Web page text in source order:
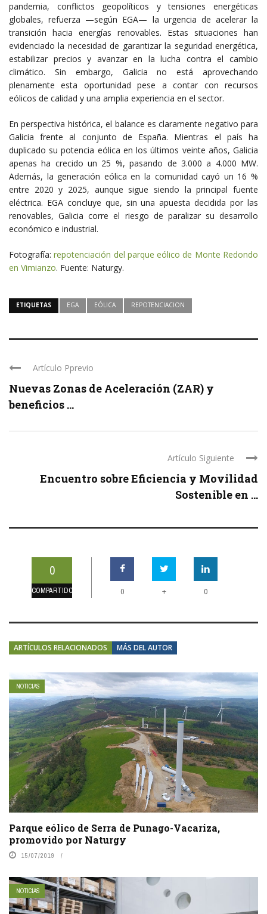
pandemia, conflictos geopolíticos y tensiones energéticas
globales, refuerza —según EGA— la urgencia de acelerar la
transición hacia energías renovables. Estas situaciones han
evidenciado la necesidad de garantizar la seguridad energética,
estabilizar precios y avanzar en la lucha contra el cambio
climático. Sin embargo, Galicia no está aprovechando
plenamente esta oportunidad pese a contar con recursos
eólicos de calidad y una amplia experiencia en el sector.
En perspectiva histórica, el balance es claramente negativo para
Galicia frente al conjunto de España. Mientras el país ha
duplicado su potencia eólica en los últimos veinte años, Galicia
apenas ha crecido un 25 %, pasando de 3.000 a 4.000 MW.
Además, la generación eólica en la comunidad cayó un 16 %
entre 2020 y 2025, aunque sigue siendo la principal fuente
eléctrica. EGA concluye que, sin una apuesta decidida por las
renovables, Galicia corre el riesgo de paralizar su desarrollo
económico e industrial.
Fotografía:repotenciación del parque eólico de Monte Redondo
en Vimianzo. Fuente: Naturgy.
ETIQUETAS EGA EÓLICA REPOTENCIACION
Artículo Pprevio
Nuevas Zonas de Aceleración (ZAR) y
beneficios ...
Artículo Siguiente
Encuentro sobre Eficiencia y Movilidad
Sostenible en ...
0
COMPARTIDOS 0 + 0
ARTÍCULOS RELACIONADOS MÁS DEL AUTOR
NOTICIAS
Parque eólico de Serra de Punago-Vacariza,
promovido por Naturgy
15/07/2019
NOTICIAS